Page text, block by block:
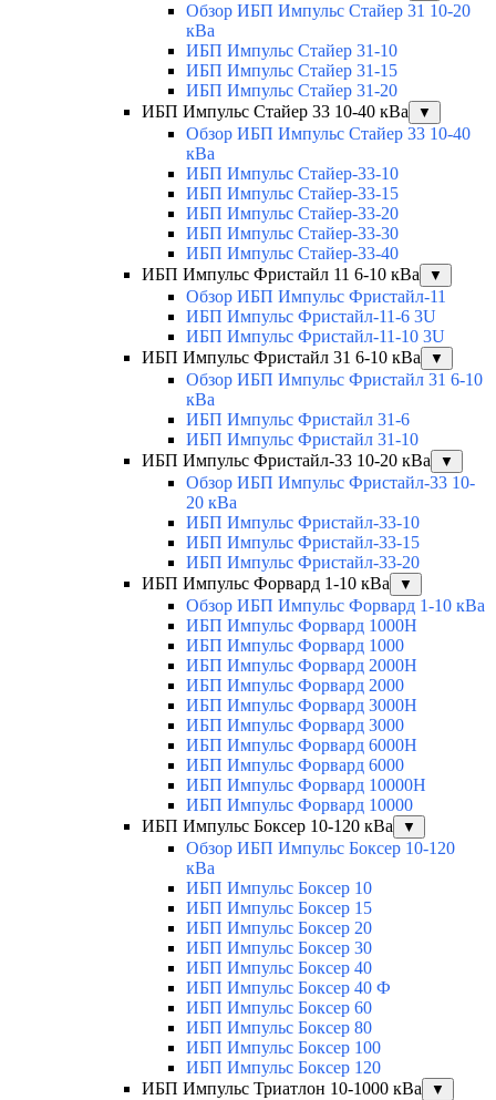
Обзор ИБП Импульс Стайер 31 10-20
кВа
ИБП Импульс Стайер 31-10
ИБП Импульс Стайер 31-15
ИБП Импульс Стайер 31-20
ИБП Импульс Стайер 33 10-40 кВа
▼
Обзор ИБП Импульс Стайер 33 10-40
кВа
ИБП Импульс Стайер-33-10
ИБП Импульс Стайер-33-15
ИБП Импульс Стайер-33-20
ИБП Импульс Стайер-33-30
ИБП Импульс Стайер-33-40
ИБП Импульс Фристайл 11 6-10 кВа
▼
Обзор ИБП Импульс Фристайл-11
ИБП Импульс Фристайл-11-6 3U
ИБП Импульс Фристайл-11-10 3U
ИБП Импульс Фристайл 31 6-10 кВа
▼
Обзор ИБП Импульс Фристайл 31 6-10
кВа
ИБП Импульс Фристайл 31-6
ИБП Импульс Фристайл 31-10
ИБП Импульс Фристайл-33 10-20 кВа
▼
Обзор ИБП Импульс Фристайл-33 10-
20 кВа
ИБП Импульс Фристайл-33-10
ИБП Импульс Фристайл-33-15
ИБП Импульс Фристайл-33-20
ИБП Импульс Форвард 1-10 кВа
▼
Обзор ИБП Импульс Форвард 1-10 кВа
ИБП Импульс Форвард 1000H
ИБП Импульс Форвард 1000
ИБП Импульс Форвард 2000H
ИБП Импульс Форвард 2000
ИБП Импульс Форвард 3000H
ИБП Импульс Форвард 3000
ИБП Импульс Форвард 6000H
ИБП Импульс Форвард 6000
ИБП Импульс Форвард 10000H
ИБП Импульс Форвард 10000
ИБП Импульс Боксер 10-120 кВа
▼
Обзор ИБП Импульс Боксер 10-120
кВа
ИБП Импульс Боксер 10
ИБП Импульс Боксер 15
ИБП Импульс Боксер 20
ИБП Импульс Боксер 30
ИБП Импульс Боксер 40
ИБП Импульс Боксер 40 Ф
ИБП Импульс Боксер 60
ИБП Импульс Боксер 80
ИБП Импульс Боксер 100
ИБП Импульс Боксер 120
ИБП Импульс Триатлон 10-1000 кВа
▼